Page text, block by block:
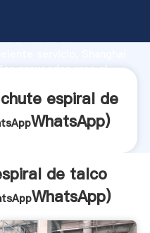
fuerza de
proveedor crea el
espiral de
WhatsApp)
de talco
WhatsApp)